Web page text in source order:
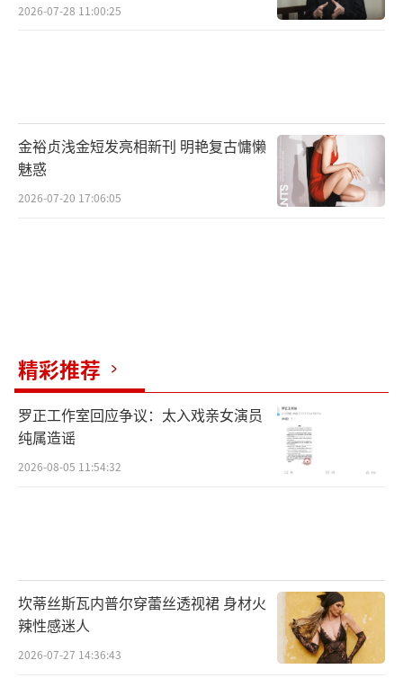
2026-07-28 11:00:25
金裕贞浅金短发亮相新刊 明艳复古慵懒
魅惑
2026-07-20 17:06:05
精彩推荐
罗正工作室回应争议：太入戏亲女演员
纯属造谣
2026-08-05 11:54:32
坎蒂丝斯瓦内普尔穿蕾丝透视裙 身材火
辣性感迷人
2026-07-27 14:36:43